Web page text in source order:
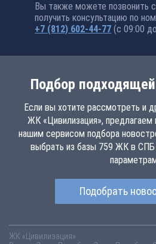
Вы также можете позвонить
получить консультацию по
+7 (812) 602-44-77 (с 09:00
Подбор
Если вы хотите рассмотреть и
ЖК «Цивилизация», предлагаем
нашим сервисом подбора
выбрать из базы 759 ЖК в
Подобрать
ЖК «Цивилизация»